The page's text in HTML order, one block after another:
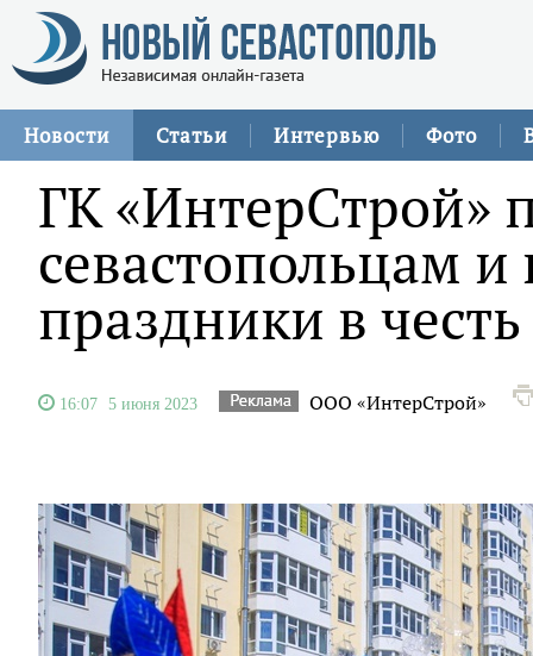
Новости Статьи Интервью Фото
ГК «ИнтерСтрой»
севастопольцам
праздники в
16:07 5 июня 2023 ООО «ИнтерСтрой»